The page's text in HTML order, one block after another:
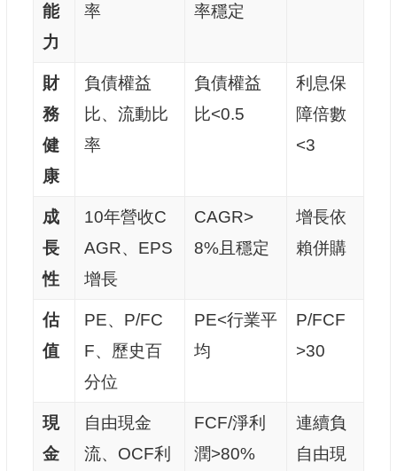
能
力
率
率穩定
財
務
健
康
負債權益
比、流動比
率
負債權益
比<0.5
利息保
障倍數
<3
成
長
性
10年營收C
AGR、EPS
增長
CAGR>
8%且穩定
增長依
賴併購
估
值
PE、P/FC
F、歷史百
分位
PE<行業平
均
P/FCF
>30
現
金
自由現金
流、OCF利
FCF/淨利
潤>80%
連續負
自由現